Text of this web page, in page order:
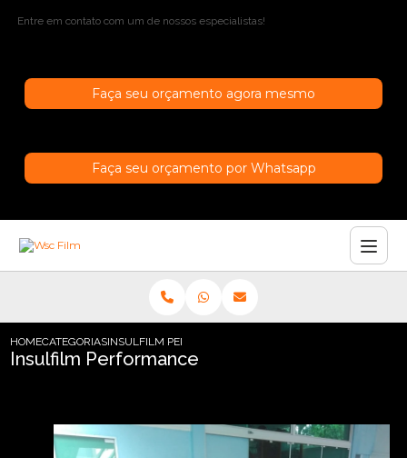
Entre em contato com um de nossos especialistas!
Faça seu orçamento agora mesmo
Faça seu orçamento por Whatsapp
HOMECATEGORIASINSULFILM PERFORMANCE
Insulfilm Performance